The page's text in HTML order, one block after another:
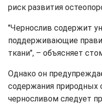
риск развития
"Чернослив содержит
поддерживающие
ткани", – объясняет
Однако он
содержания природных
черносливом следует